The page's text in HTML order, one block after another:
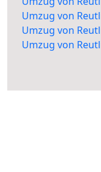
Umzug von
Umzug von
Umzug von